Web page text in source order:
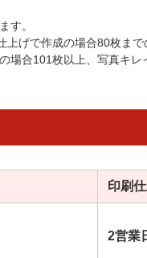
す。
げで作成の場合80枚まで
場合101枚以上、写真キ
印刷
2営業